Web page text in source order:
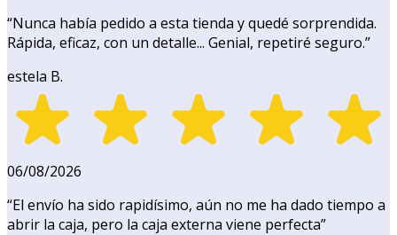
“Nunca había pedido a esta tienda y quedé sorprendida.
Rápida, eficaz, con un detalle... Genial, repetiré seguro.”
estela B.
06/08/2026
“El envío ha sido rapidísimo, aún no me ha dado tiempo a
abrir la caja, pero la caja externa viene perfecta”